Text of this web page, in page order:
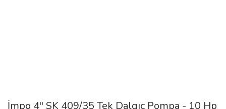
İmpo 4'' SK 409/35 Tek Dalgıç Pompa - 10 Hp